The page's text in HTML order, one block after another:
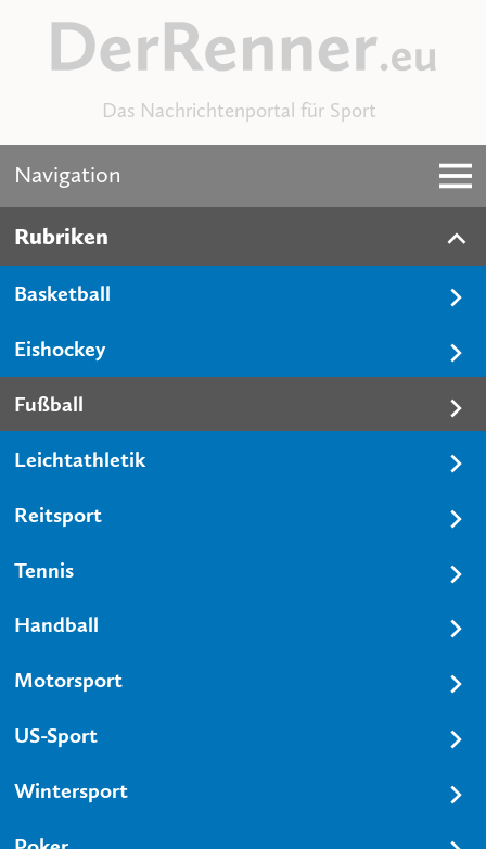
Das Nachrichtenportal für Sport
Navigation
Rubriken
Basketball
Eishockey
Fußball
Leichtathletik
Reitsport
Tennis
Handball
Motorsport
US-Sport
Wintersport